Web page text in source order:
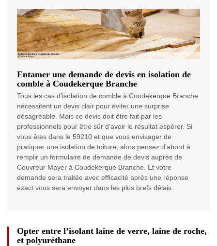
Entamer une demande de devis en isolation de
comble à Coudekerque Branche
Tous les cas d’isolation de comble à Coudekerque Branche
nécessitent un devis clair pour éviter une surprise
désagréable. Mais ce devis doit être fait par les
professionnels pour être sûr d’avoir le résultat espérer. Si
vous êtes dans le 59210 et que vous envisager de
pratiquer une isolation de toiture, alors pensez d’abord à
remplir un formulaire de demande de devis auprès de
Couvreur Mayer à Coudekerque Branche. Et votre
demande sera traitée avec efficacité après une réponse
exact vous sera envoyer dans les plus brefs délais.
Opter entre l’isolant laine de verre, laine de roche,
et polyuréthane